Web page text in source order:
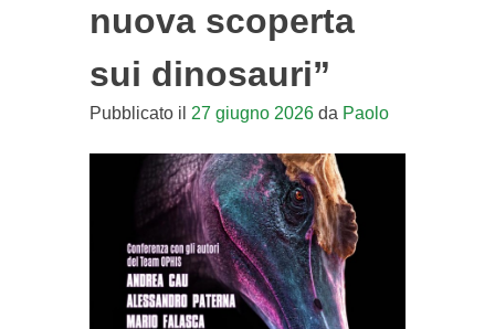
nuova scoperta
sui dinosauri”
Pubblicato il 27 giugno 2026da Paolo